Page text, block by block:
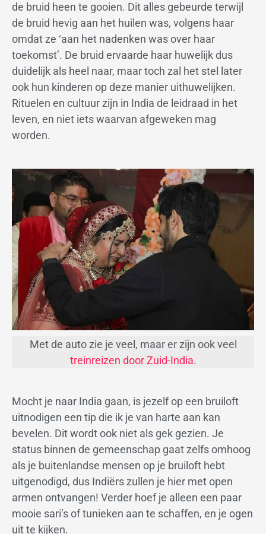
de bruid heen te gooien. Dit alles gebeurde terwijl
de bruid hevig aan het huilen was, volgens haar
omdat ze ‘aan het nadenken was over haar
toekomst’. De bruid ervaarde haar huwelijk dus
duidelijk als heel naar, maar toch zal het stel later
ook hun kinderen op deze manier uithuwelijken.
Rituelen en cultuur zijn in India de leidraad in het
leven, en niet iets waarvan afgeweken mag
worden.
Met de auto zie je veel, maar er zijn ook veel
treinreizen door Zuid-India.
Mocht je naar India gaan, is jezelf op een bruiloft
uitnodigen een tip die ik je van harte aan kan
bevelen. Dit wordt ook niet als gek gezien. Je
status binnen de gemeenschap gaat zelfs omhoog
als je buitenlandse mensen op je bruiloft hebt
uitgenodigd, dus Indiërs zullen je hier met open
armen ontvangen! Verder hoef je alleen een paar
mooie sari’s of tunieken aan te schaffen, en je ogen
uit te kijken.